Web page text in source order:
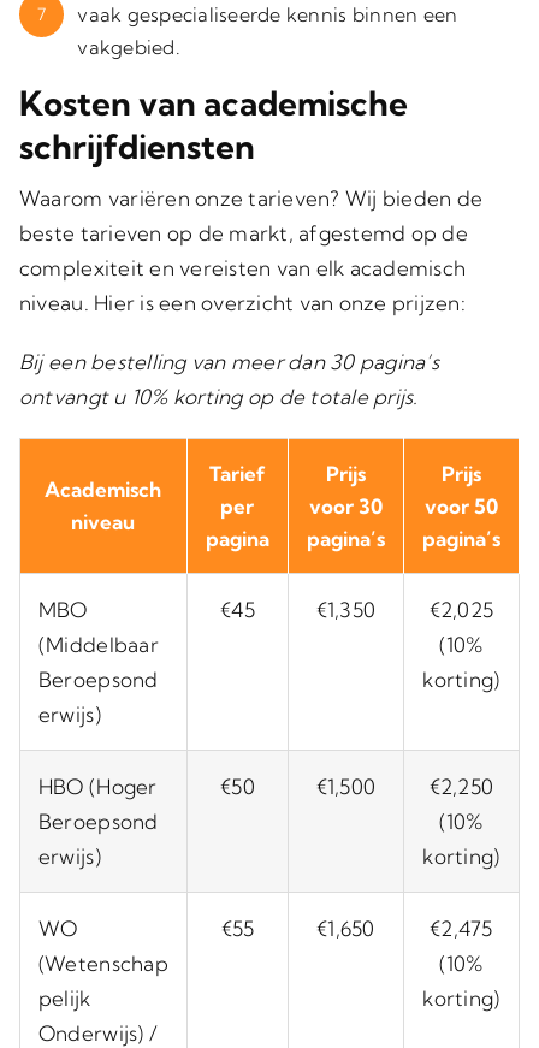
7
vaak gespecialiseerde kennis binnen een
vakgebied.
Kosten van academische
schrijfdiensten
Waarom variëren onze tarieven? Wij bieden de
beste tarieven op de markt, afgestemd op de
complexiteit en vereisten van elk academisch
niveau. Hier is een overzicht van onze prijzen:
Bij een bestelling van meer dan 30 pagina’s
ontvangt u 10% korting op de totale prijs.
Academisch
niveau
Tarief
per
pagina
Prijs
voor 30
pagina’s
Prijs
voor 50
pagina’s
MBO
(Middelbaar
Beroepsond
erwijs)
€45 €1,350
€2,025
(10%
korting)
HBO (Hoger
Beroepsond
erwijs)
€50 €1,500
€2,250
(10%
korting)
WO
(Wetenschap
pelijk
Onderwijs) /
€55 €1,650
€2,475
(10%
korting)